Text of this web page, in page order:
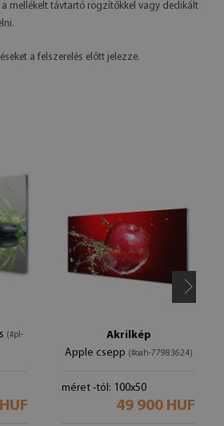
mellékelt távtartó rögzítőkkel vagy dedikált
a felszerelés előtt jelezze.
(#pl-
Akrilkép
Apple csepp (#oah-77983624)
méret -tól: 100x50
49 900 HUF